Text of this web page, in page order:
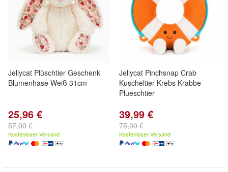
Jellycat Plüschtier Geschenk
Blumenhase Weiß 31cm
25,96 €
57,00 €
Kostenloser Versand
Jellycat Pinchsnap Crab
Kuscheltier Krebs Krabbe
Plueschtier
39,99 €
75,00 €
Kostenloser Versand